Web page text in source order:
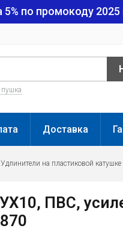
5% по промокоду 2025
пушка
Доставка
Удлинители на пластиковой катушке
ПВС,